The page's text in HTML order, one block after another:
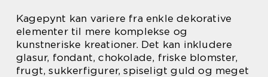
Kagepynt kan variere fra enkle dekorative
elementer til mere komplekse og
kunstneriske kreationer. Det kan inkludere
glasur, fondant, chokolade, friske blomster,
frugt, sukkerfigurer, spiseligt guld og meget